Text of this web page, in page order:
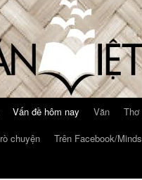
Vấn đề hôm nay Văn Thơ
chuyện
Trên Facebook/Minds